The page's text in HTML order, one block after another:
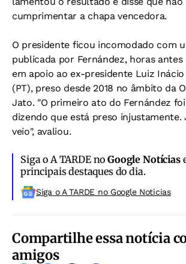
cumprimentar a chapa vencedora.
O presidente ficou incomodado com
publicada por Fernández, horas
em apoio ao ex-presidente Luiz
(PT), preso desde 2018 no âmbito da
Jato. "O primeiro ato do Fernández
dizendo que está preso injustamente.
veio", avaliou.
Siga o A TARDE noGoogle Notícias
principais destaques do dia.
Siga o A TARDE no Google Noticias
Compartilhe essa notícia
amigos